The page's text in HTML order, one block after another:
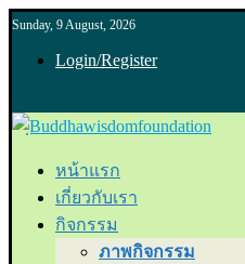
Sunday, 9 August, 2026
Login/Register
หน้าแรก
เกี่ยวกับเรา
กิจกรรม
ภาพกิจกรรม